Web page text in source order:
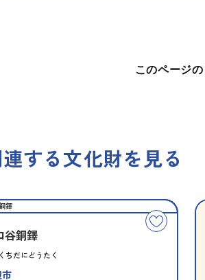
このページ
する文化財を見る
こ
の
谷銅鐸
ちだにどうたく
市
種
指